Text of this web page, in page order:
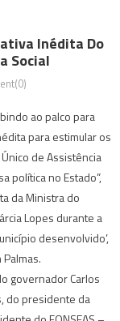
Inédita Do
Social
ao palco para
para estimular os
de Assistência
política no Estado”,
da Ministra do
Lopes durante a
desenvolvido’,
governador Carlos
do presidente da